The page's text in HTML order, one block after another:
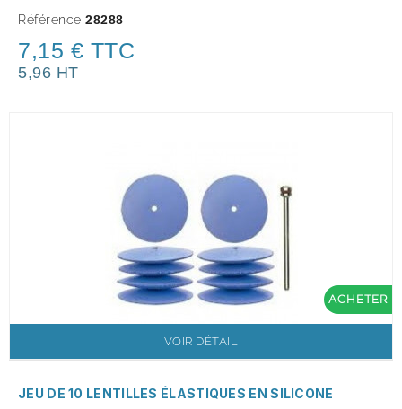
Référence 28288
7,15 € TTC
5,96 HT
ACHETER
VOIR DÉTAIL
JEU DE 10 LENTILLES ÉLASTIQUES EN SILICONE